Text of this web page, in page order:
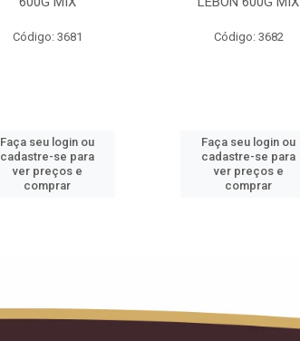
Código: 3681
Faça seu login ou
cadastre-se para
ver preços e
comprar
Código: 3682
Faça seu login ou
cadastre-se para
ver preços e
comprar